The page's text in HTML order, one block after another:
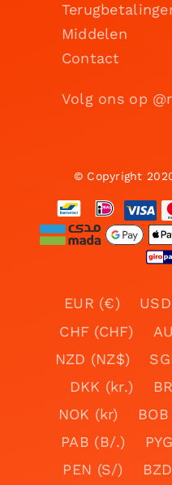
Middelen
Contact
Volg ons op
© Copyright
EUR (€)
CHF (CHF)
NZD (NZ$)
DKK (kr.)
NOK (kr)
PAB (B/.)
PEN (S/)